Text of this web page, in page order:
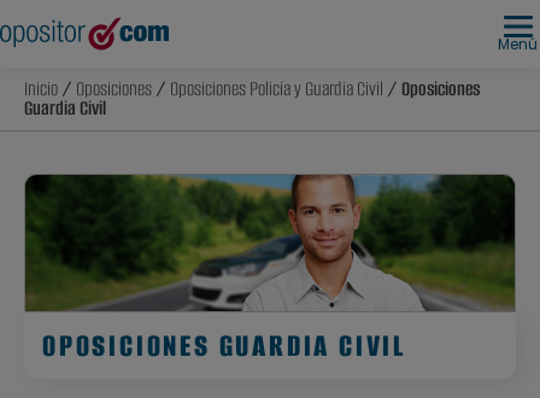
Menú
Inicio/ Oposiciones/ Oposiciones Policía y Guardia Civil / Oposiciones
Guardia Civil
OPOSICIONES GUARDIA CIVIL